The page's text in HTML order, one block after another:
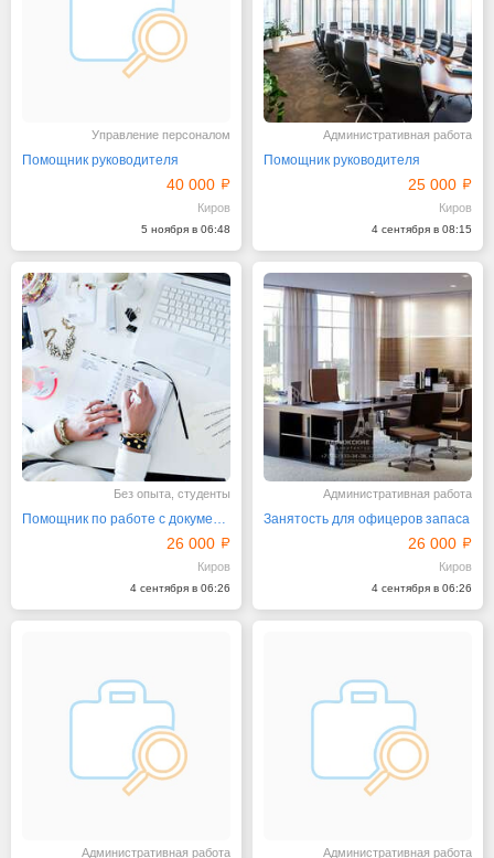
Управление персоналом
Помощник руководителя
40 000
Киров
5 ноября в 06:48
Административная работа
Помощник руководителя
25 000
Киров
4 сентября в 08:15
Без опыта, студенты
Помощник по работе с документацией
26 000
Киров
4 сентября в 06:26
Административная работа
Занятость для офицеров запаса
26 000
Киров
4 сентября в 06:26
Административная работа Административная работа